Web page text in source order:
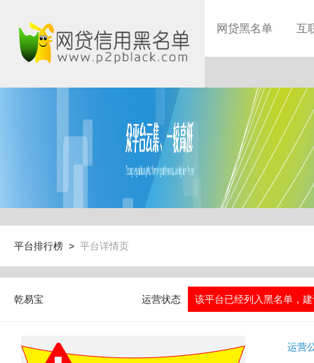
网贷黑名单 互
平台排行榜 > 平台详情页
乾易宝 运营状态 该平台已经列入黑名单，
运营